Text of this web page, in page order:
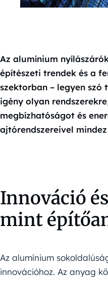
Az alumínium
építészeti trendek és a
szektorban – legyen
igény olyan
megbízhatóságot és
ajtórendszereivel
Innováció
mint
Az alumínium
innovációhoz. Az anyag